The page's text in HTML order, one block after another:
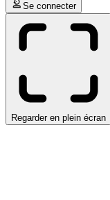
Se connecter
Regarder en plein écran